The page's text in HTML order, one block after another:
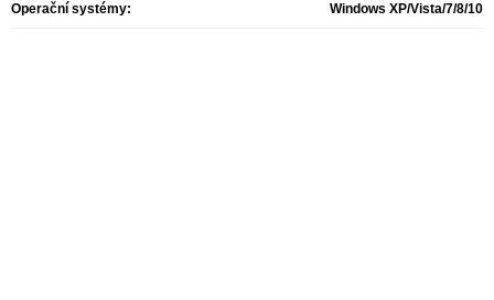
Operační systémy: Windows XP/Vista/7/8/10